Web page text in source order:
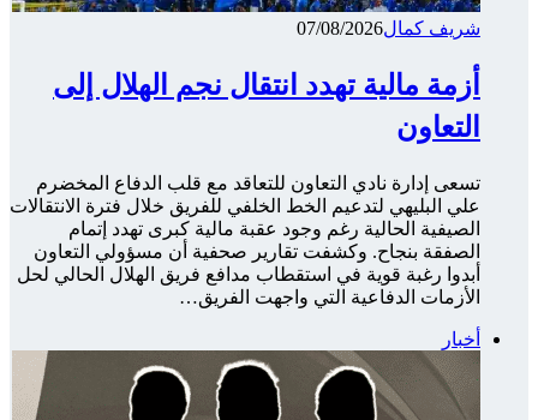
شريف كمال07/08/2026
أزمة مالية تهدد انتقال نجم الهلال إلى
التعاون
تسعى إدارة نادي التعاون للتعاقد مع قلب الدفاع المخضرم
علي البليهي لتدعيم الخط الخلفي للفريق خلال فترة الانتقالات
الصيفية الحالية رغم وجود عقبة مالية كبرى تهدد إتمام
الصفقة بنجاح. وكشفت تقارير صحفية أن مسؤولي التعاون
أبدوا رغبة قوية في استقطاب مدافع فريق الهلال الحالي لحل
الأزمات الدفاعية التي واجهت الفريق…
أخبار